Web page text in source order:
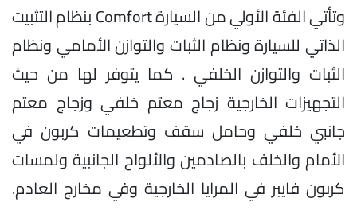
وتأتي الفئة الأولي من السيارة Comfort بنظام التثبيت
الذاتي للسيارة ونظام الثبات والتوازن الأمامي ونظام
الثبات والتوازن الخلفي . كما يتوفر لها من حيث
التجهيزات الخارجية زجاج معتم خلفي وزجاج معتم
جانبي خلفي وحامل سقف وتطعيمات كربون في
الأمام والخلف بالصادمين والألواح الجانبية ولمسات
كربون فايبر في المرايا الخارجية وفي مخارج العادم.